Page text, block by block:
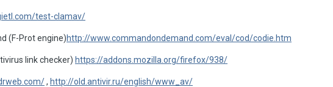
test-clamav/
(F-Prot engine)http://www.commandondemand.com/eval/cod/codie.htm
link checker) https://addons.mozilla.org/firefox/938/
, http://old.antivir.ru/english/www_av/